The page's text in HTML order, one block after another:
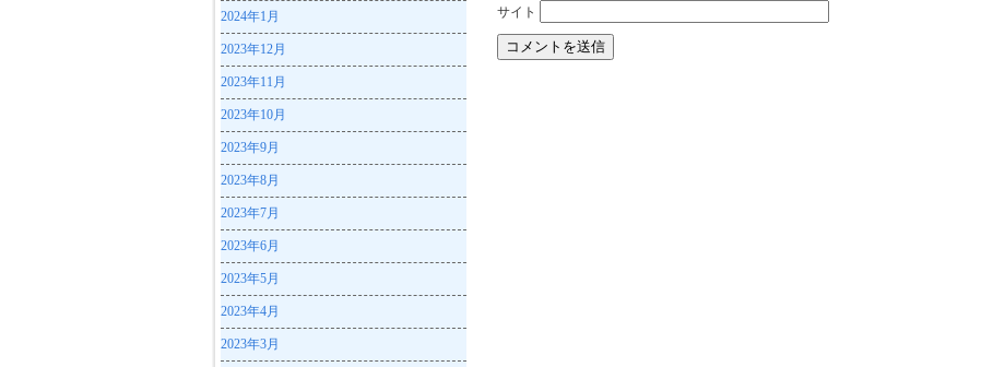
サイト
2024年1月
2023年12月
2023年11月
2023年10月
2023年9月
2023年8月
2023年7月
2023年6月
2023年5月
2023年4月
2023年3月